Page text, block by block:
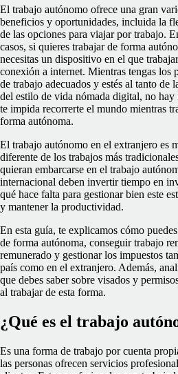
El trabajo autónomo ofrece una gran
beneficios y oportunidades, incluida la
de las opciones para viajar por trabajo.
casos, si quieres trabajar de forma
necesitas un dispositivo en el que
conexión a internet. Mientras tengas los
de trabajo adecuados y estés al tanto de
del estilo de vida nómada digital, no hay
te impida recorrerte el mundo mientras
forma autónoma.
El trabajo autónomo en el extranjero es
diferente de los trabajos más
quieran embarcarse en el trabajo
internacional deben invertir tiempo en
qué hace falta para gestionar bien este
y mantener la productividad.
En esta guía, te explicamos cómo
de forma autónoma, conseguir trabajo
remunerado y gestionar los impuestos
país como en el extranjero. Además,
que debes saber sobre visados y
al trabajar de esta forma.
¿Qué es el trabajo
Es una forma de trabajo por cuenta
las personas ofrecen servicios